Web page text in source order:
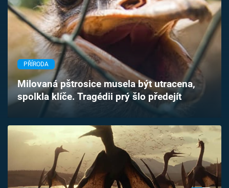
Pořady
TV Program
Časopis
Sledujte prima+
Přihlášení
Sledujte nás
PŘÍRODA
Milovaná pštrosice musela být utracena,
spolkla klíče. Tragédii prý šlo předejít